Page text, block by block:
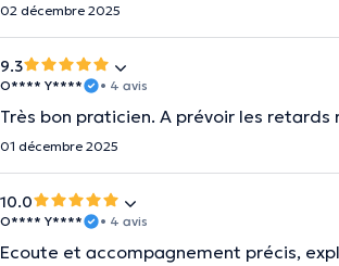
02 décembre 2025
9.3
O**** Y**** • 4 avis
Très bon praticien. A prévoir les retards
01 décembre 2025
10.0
O**** Y**** • 4 avis
Ecoute et accompagnement précis,